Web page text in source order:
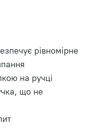
рівномірне
на ручці
що не